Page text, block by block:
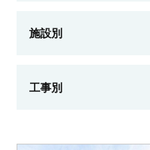
施設別
店舗
工事別